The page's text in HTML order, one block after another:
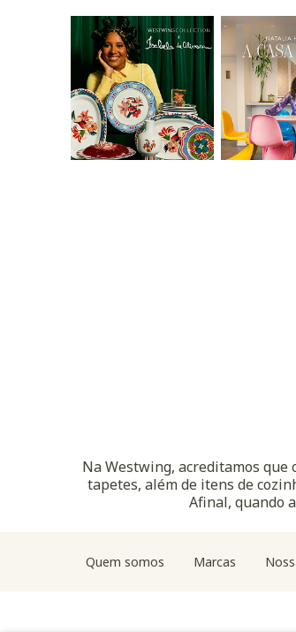
Na Westwing, acreditamos que
tapetes, além de itens de
Afinal, quando
Quem somos Marcas